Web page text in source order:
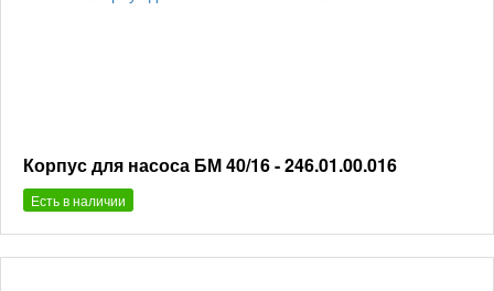
Корпус для насоса БМ 40/16 - 246.01.00.016
Есть в наличии